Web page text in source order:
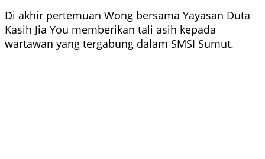
Di akhir pertemuan Wong bersama Yayasan Duta
Kasih Jia You memberikan tali asih kepada
wartawan yang tergabung dalam SMSI Sumut.